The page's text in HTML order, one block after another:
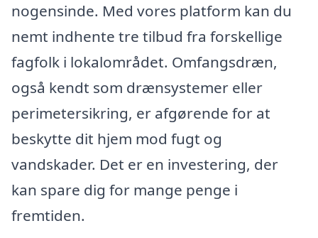
nogensinde. Med vores platform kan du
nemt indhente tre tilbud fra forskellige
fagfolk i lokalområdet. Omfangsdræn,
også kendt som drænsystemer eller
perimetersikring, er afgørende for at
beskytte dit hjem mod fugt og
vandskader. Det er en investering, der
kan spare dig for mange penge i
fremtiden.